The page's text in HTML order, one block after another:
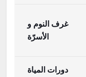
غرف النوم و
الأسرّة
دورات المياة